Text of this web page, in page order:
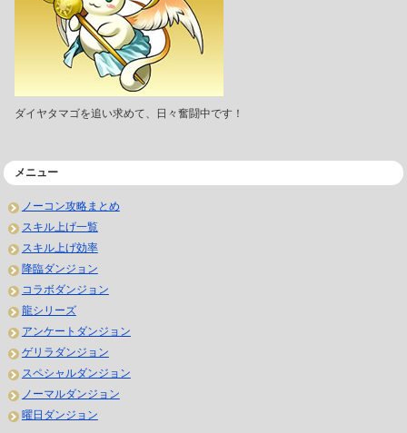
ダイヤタマゴを追い求めて、日々奮闘中です！
メニュー
ノーコン攻略まとめ
スキル上げ一覧
スキル上げ効率
降臨ダンジョン
コラボダンジョン
龍シリーズ
アンケートダンジョン
ゲリラダンジョン
スペシャルダンジョン
ノーマルダンジョン
曜日ダンジョン